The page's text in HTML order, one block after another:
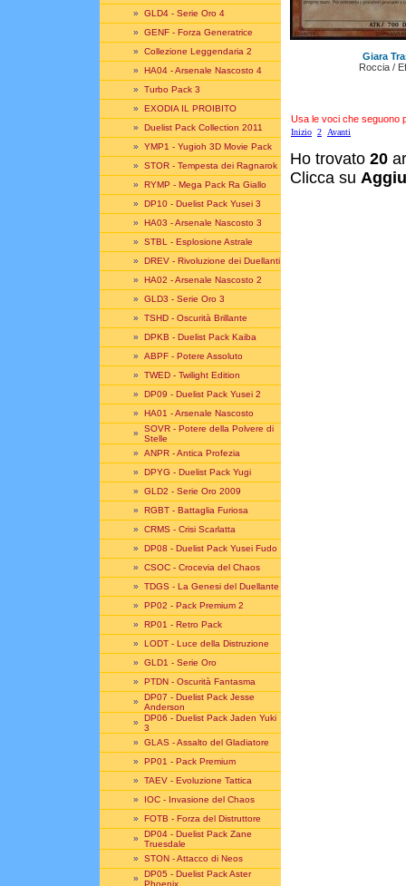
» GLD4 - Serie Oro 4
» GENF - Forza Generatrice
» Collezione Leggendaria 2
» HA04 - Arsenale Nascosto 4
» Turbo Pack 3
» EXODIA IL PROIBITO
» Duelist Pack Collection 2011
» YMP1 - Yugioh 3D Movie Pack
» STOR - Tempesta dei Ragnarok
» RYMP - Mega Pack Ra Giallo
» DP10 - Duelist Pack Yusei 3
» HA03 - Arsenale Nascosto 3
» STBL - Esplosione Astrale
» DREV - Rivoluzione dei Duellanti
» HA02 - Arsenale Nascosto 2
» GLD3 - Serie Oro 3
» TSHD - Oscurità Brillante
» DPKB - Duelist Pack Kaiba
» ABPF - Potere Assoluto
» TWED - Twilight Edition
» DP09 - Duelist Pack Yusei 2
» HA01 - Arsenale Nascosto
» SOVR - Potere della Polvere di
Stelle
» ANPR - Antica Profezia
» DPYG - Duelist Pack Yugi
» GLD2 - Serie Oro 2009
» RGBT - Battaglia Furiosa
» CRMS - Crisi Scarlatta
» DP08 - Duelist Pack Yusei Fudo
» CSOC - Crocevia del Chaos
» TDGS - La Genesi del Duellante
» PP02 - Pack Premium 2
» RP01 - Retro Pack
» LODT - Luce della Distruzione
» GLD1 - Serie Oro
» PTDN - Oscurità Fantasma
» DP07 - Duelist Pack Jesse
Anderson
» DP06 - Duelist Pack Jaden Yuki
3
» GLAS - Assalto del Gladiatore
» PP01 - Pack Premium
» TAEV - Evoluzione Tattica
» IOC - Invasione del Chaos
» FOTB - Forza del Distruttore
» DP04 - Duelist Pack Zane
Truesdale
» STON - Attacco di Neos
» DP05 - Duelist Pack Aster
Phoenix
Giara
Roccia /
Usa le voci che seguono
Inizio 2 Avanti
Ho trovato 20
Clicca su